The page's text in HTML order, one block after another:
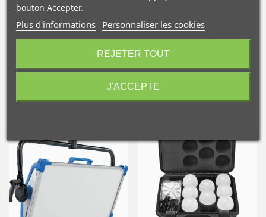
Caractéristiques
NOS PRODUITS
COMPLÉMENTAIRES
bouton Accepter.
Plus d'informations Personnaliser les cookies
REJETER TOUT
J'ACCEPTE
10€ OFFERTS sur votre
premier achat !
J'accepte de recevoir des SMS de la part de la marque.
Obtenir mon code promo.